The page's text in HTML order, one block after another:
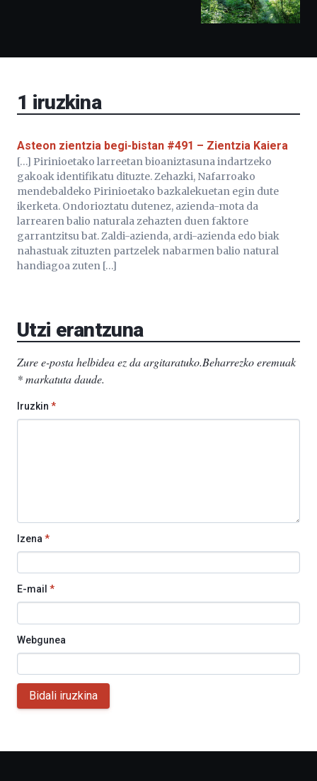
1 iruzkina
Asteon zientzia begi-bistan #491 – Zientzia Kaiera
[…] Pirinioetako larreetan bioaniztasuna indartzeko
gakoak identifikatu dituzte. Zehazki, Nafarroako
mendebaldeko Pirinioetako bazkalekuetan egin dute
ikerketa. Ondorioztatu dutenez, azienda-mota da
larrearen balio naturala zehazten duen faktore
garrantzitsu bat. Zaldi-azienda, ardi-azienda edo biak
nahastuak zituzten partzelek nabarmen balio natural
handiagoa zuten […]
Utzi erantzuna
Zure e-posta helbidea ez da argitaratuko.Beharrezko eremuak
*markatuta daude.
Iruzkin *
Izena *
E-mail *
Webgunea
Bidali iruzkina